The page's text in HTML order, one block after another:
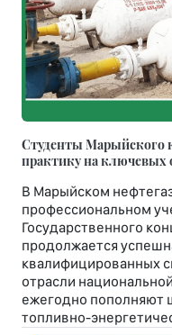
Студенты Марыйского
практику на ключевых
В Марыйском
профессиональном
Государственного
продолжается
квалифицированных
отрасли
ежегодно пополняют
топливно-